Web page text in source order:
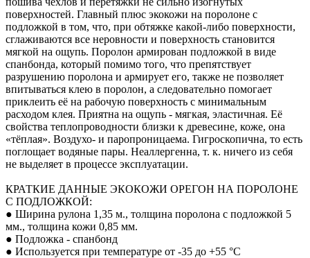
поверхностей. Главный плюс экокожи на поролоне с
подложкой в том, что, при обтяжке какой-либо поверхности,
сглаживаются все неровности и поверхность становится
мягкой на ощупь. Поролон армирован подложкой в виде
спанбонда, который помимо того, что препятствует
разрушению поролона и армирует его, также не позволяет
впитываться клею в поролон, а следовательно помогает
приклеить её на рабочую поверхность с минимальным
расходом клея. Приятна на ощупь - мягкая, эластичная. Её
свойства теплопроводности близки к древесине, коже, она
«тёплая». Воздухо- и паропроницаема. Гигроскопична, то есть
поглощает водяные пары. Неаллергенна, т. к. ничего из себя
не выделяет в процессе эксплуатации.
КРАТКИЕ ДАННЫЕ ЭКОКОЖИ ОРЕГОН НА ПОРОЛОНЕ
С ПОДЛОЖКОЙ:
● Ширина рулона 1,35 м., толщина поролона с подложкой 5
мм., толщина кожи 0,85 мм.
● Подложка - спанбонд
● Используется при температуре от -35 до +55 °С